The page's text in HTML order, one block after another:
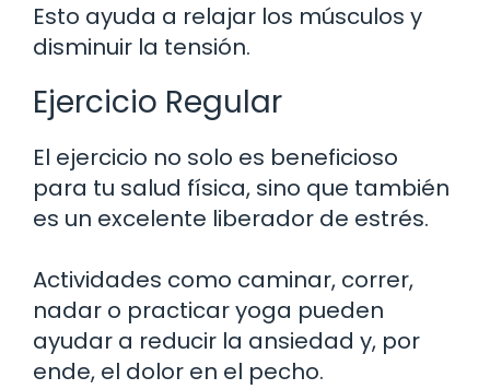
Esto ayuda a relajar los músculos y
disminuir la tensión.
Ejercicio Regular
El ejercicio no solo es beneficioso
para tu salud física, sino que también
es un excelente liberador de estrés.
Actividades como caminar, correr,
nadar o practicar yoga pueden
ayudar a reducir la ansiedad y, por
ende, el dolor en el pecho.